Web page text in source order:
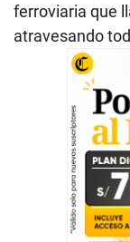
ferroviaria que
atravesando